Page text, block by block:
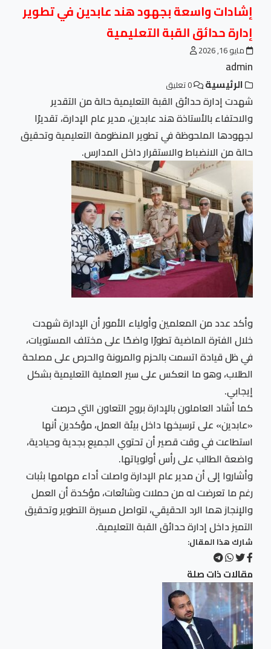
إشادات واسعة بجهود هند عابدين في تطوير
إدارة حدائق القبة التعليمية
مايو 16, 2026
admin
الرئيسية
شهدت إدارة حدائق القبة التعليمية حالة من التقدير
والاحتفاء بالأستاذة هند عابدين، مدير عام الإدارة، تقديرًا
لجهودها الملحوظة في تطوير المنظومة التعليمية وتحقيق
حالة من الانضباط والاستقرار داخل المدارس.
وأكد عدد من المعلمين وأولياء الأمور أن الإدارة شهدت
خلال الفترة الماضية تطورًا واضحًا على مختلف المستويات،
في ظل قيادة اتسمت بالحزم والمرونة والحرص على مصلحة
الطلاب، وهو ما انعكس على سير العملية التعليمية بشكل
إيجابي.
كما أشاد العاملون بالإدارة بروح التعاون التي حرصت
«عابدين» على ترسيخها داخل بيئة العمل، مؤكدين أنها
استطاعت في وقت قصير أن تحتوي الجميع بجدية وحيادية،
واضعة الطالب على رأس أولوياتها.
وأشاروا إلى أن مدير عام الإدارة واصلت أداء مهامها بثبات
رغم ما تعرضت له من حملات وشائعات، مؤكدة أن العمل
والإنجاز هما الرد الحقيقي، لتواصل مسيرة التطوير وتحقيق
التميز داخل إدارة حدائق القبة التعليمية.
شارك هذا المقال:
مقالات ذات صلة